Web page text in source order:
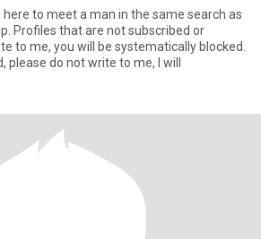
to meet a man in the same search as
Profiles that are not subscribed or
to me, you will be systematically blocked.
please do not write to me, I will